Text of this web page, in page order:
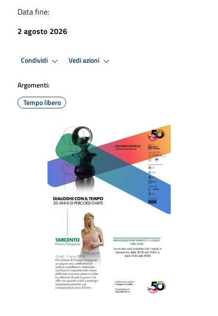
Data fine:
2 agosto 2026
Condividi Vedi azioni
Argomenti:
Tempo libero